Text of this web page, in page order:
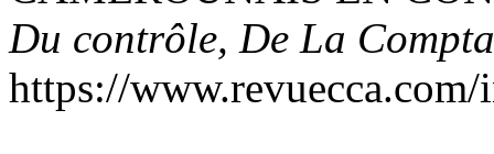
Du contrôle, De La
https://